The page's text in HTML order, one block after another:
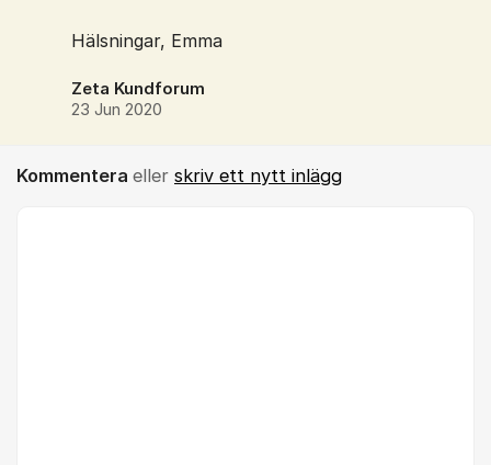
Hälsningar, Emma
Zeta Kundforum
23 Jun 2020
Kommentera eller skriv ett nytt inlägg